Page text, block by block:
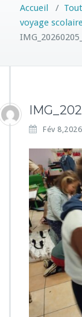
Accueil /
voyage
Fév 8,2026